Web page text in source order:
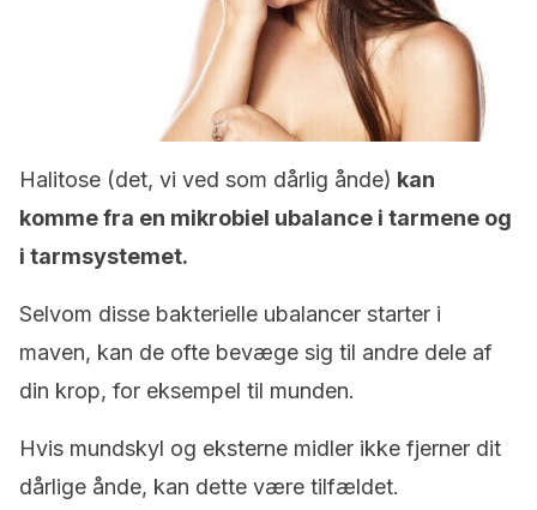
Halitose (det, vi ved som dårlig ånde) kan
komme fra en mikrobiel ubalance i tarmene og
i tarmsystemet.
Selvom disse bakterielle ubalancer starter i
maven, kan de ofte bevæge sig til andre dele af
din krop, for eksempel til munden.
Hvis mundskyl og eksterne midler ikke fjerner dit
dårlige ånde, kan dette være tilfældet.